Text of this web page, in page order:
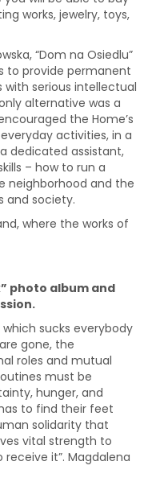
works, jewelry, toys,
“Dom na Osiedlu”
to provide permanent
serious intellectual
alternative was a
the Home’s
activities, in a
dedicated assistant,
– how to run a
neighborhood and the
and society.
where the works of
photo album and
sucks everybody
gone, the
roles and mutual
must be
hunger, and
to find their feet
solidarity that
vital strength to
it”. Magdalena